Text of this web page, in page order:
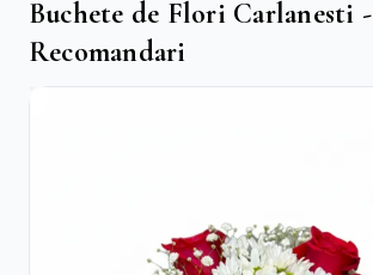
Buchete de Flori Carlanesti -
Recomandari